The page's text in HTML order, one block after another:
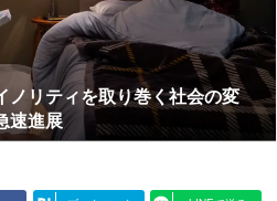
ノリティを取り巻く社会の変
速進展